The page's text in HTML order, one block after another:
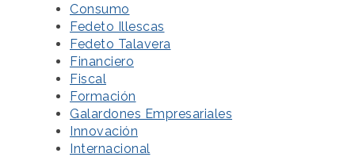
Consumo
Fedeto Illescas
Fedeto Talavera
Financiero
Fiscal
Formación
Galardones Empresariales
Innovación
Internacional